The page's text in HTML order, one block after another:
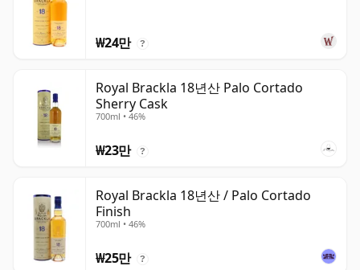
₩24만 ?
Royal Brackla 18년산 Palo Cortado
Sherry Cask
700ml • 46%
₩23만 ?
Royal Brackla 18년산 / Palo Cortado
Finish
700ml • 46%
₩25만 ?